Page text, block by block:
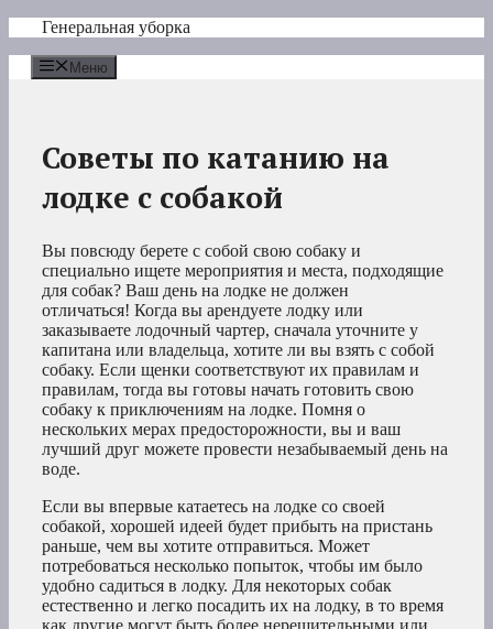
Перейти
содержимому
Генеральная уборка
Меню
Советы по катанию на
лодке с собакой
Вы повсюду берете с собой свою собаку и
специально ищете мероприятия и места, подходящие
для собак? Ваш день на лодке не должен
отличаться! Когда вы арендуете лодку или
заказываете лодочный чартер, сначала уточните у
капитана или владельца, хотите ли вы взять с собой
собаку. Если щенки соответствуют их правилам и
правилам, тогда вы готовы начать готовить свою
собаку к приключениям на лодке. Помня о
нескольких мерах предосторожности, вы и ваш
лучший друг можете провести незабываемый день на
воде.
Если вы впервые катаетесь на лодке со своей
собакой, хорошей идеей будет прибыть на пристань
раньше, чем вы хотите отправиться. Может
потребоваться несколько попыток, чтобы им было
удобно садиться в лодку. Для некоторых собак
естественно и легко посадить их на лодку, в то время